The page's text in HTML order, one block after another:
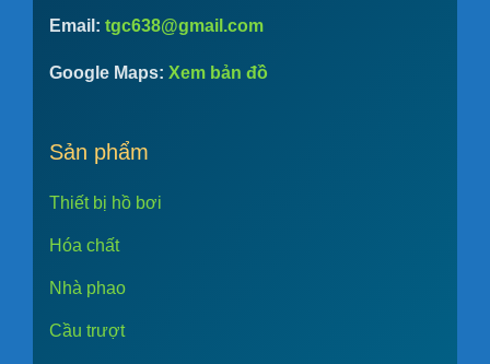
Email: tgc638@gmail.com
Google Maps: Xem bản đồ
Sản phẩm
Thiết bị hồ bơi
Hóa chất
Nhà phao
Cầu trượt